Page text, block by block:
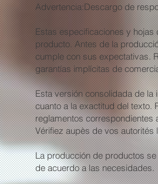
Advertencia:Descargo de
​Estas especificaciones y
producto. Antes de la
cumple con sus expectativas.
garantías implícitas de
Esta versión consolidada de la
cuanto a la exactitud del texto.
reglamentos
Vérifiez aupès de vos
La producción de productos
de acuerdo a las necesidades.